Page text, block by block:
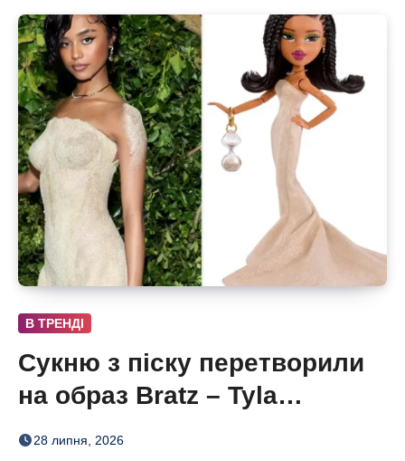
В ТРЕНДІ
Сукню з піску перетворили
на образ Bratz – Tyla
отримала власну ляльку
28 липня, 2026